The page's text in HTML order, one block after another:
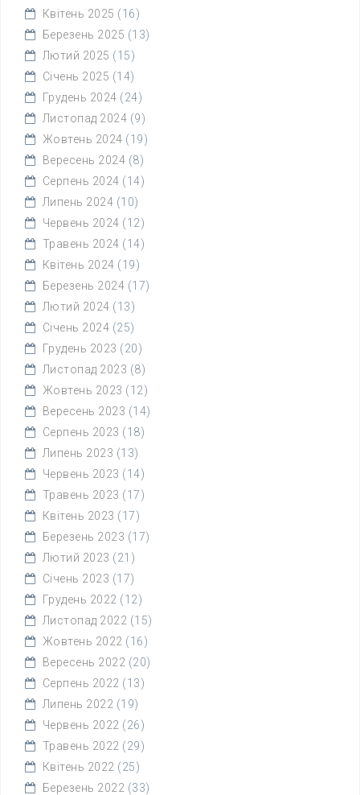
Квітень 2025 (16)
Березень 2025 (13)
Лютий 2025 (15)
Січень 2025 (14)
Грудень 2024 (24)
Листопад 2024 (9)
Жовтень 2024 (19)
Вересень 2024 (8)
Серпень 2024 (14)
Липень 2024 (10)
Червень 2024 (12)
Травень 2024 (14)
Квітень 2024 (19)
Березень 2024 (17)
Лютий 2024 (13)
Січень 2024 (25)
Грудень 2023 (20)
Листопад 2023 (8)
Жовтень 2023 (12)
Вересень 2023 (14)
Серпень 2023 (18)
Липень 2023 (13)
Червень 2023 (14)
Травень 2023 (17)
Квітень 2023 (17)
Березень 2023 (17)
Лютий 2023 (21)
Січень 2023 (17)
Грудень 2022 (12)
Листопад 2022 (15)
Жовтень 2022 (16)
Вересень 2022 (20)
Серпень 2022 (13)
Липень 2022 (19)
Червень 2022 (26)
Травень 2022 (29)
Квітень 2022 (25)
Березень 2022 (33)